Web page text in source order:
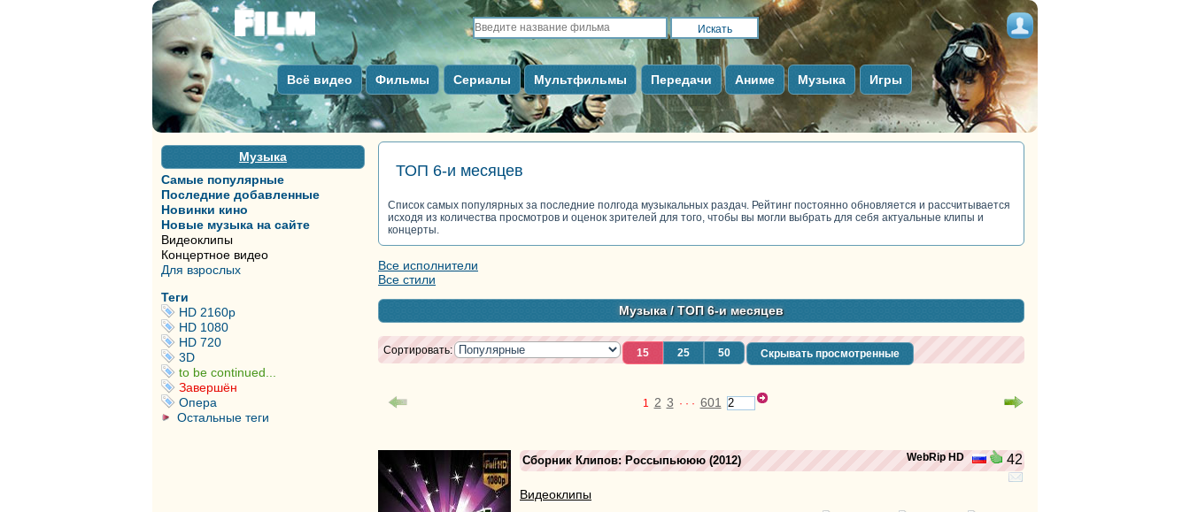
Всё видео Фильмы Сериалы Мультфильмы Передачи Аниме Музыка Игры
Музыка
Самые популярные
Последние добавленные
Новинки кино
Новые музыка на сайте
Видеоклипы
Концертное видео
Для взрослых
Теги
HD 2160р
HD 1080
HD 720
3D
to be continued...
Завершён
Опера
Остальные теги
ТОП 6-и месяцев
Список самых популярных за последние полгода музыкальных раздач. Рейтинг постоянно обновляется и рассчитывается
исходя из количества просмотров и оценок зрителей для того, чтобы вы могли выбрать для себя актуальные клипы и
концерты.
Все исполнители
Все стили
Музыка/ ТОП 6-и месяцев
Сортировать: 15 25 50 Скрывать просмотренные
1 2 3 · · · 601
WebRip HD 42
Сборник Клипов: Россыпьююю (2012)
Видеоклипы